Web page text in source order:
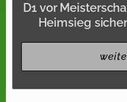
D1 vor
Heimsieg